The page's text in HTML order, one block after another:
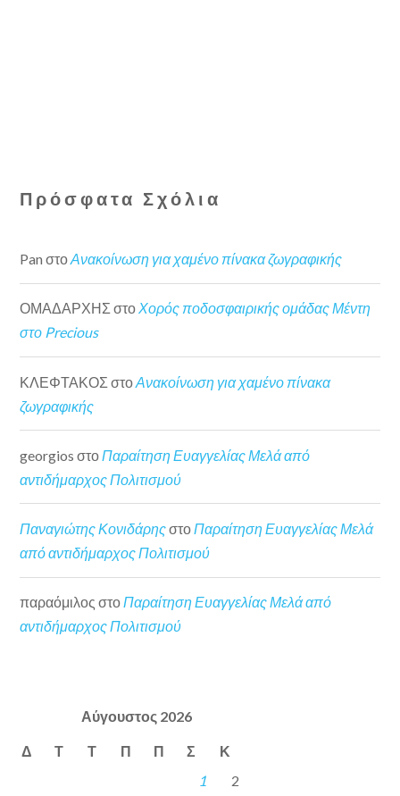
Πρόσφατα Σχόλια
Pan στοΑνακοίνωση για χαμένο πίνακα ζωγραφικής
ΟΜΑΔΑΡΧΗΣ στοΧορός ποδοσφαιρικής ομάδας Μέντη
στο Precious
ΚΛΕΦΤΑΚΟΣ στοΑνακοίνωση για χαμένο πίνακα
ζωγραφικής
georgios στο Παραίτηση Ευαγγελίας Μελά από
αντιδήμαρχος Πολιτισμού
Παναγιώτης ΚονιδάρηςστοΠαραίτηση Ευαγγελίας Μελά
από αντιδήμαρχος Πολιτισμού
παραόμιλος στοΠαραίτηση Ευαγγελίας Μελά από
αντιδήμαρχος Πολιτισμού
Αύγουστος 2026
Δ Τ Τ Π Π Σ Κ
1
2